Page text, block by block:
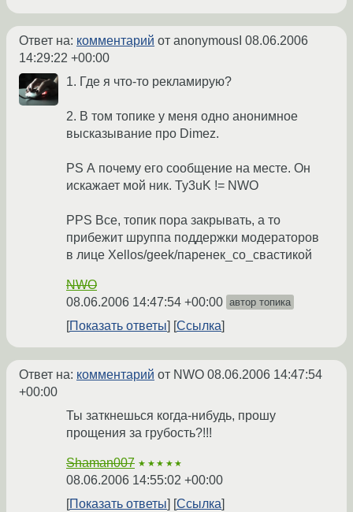
Ответ на: комментарий от anonymousI 08.06.2006
14:29:22 +00:00
1. Где я что-то рекламирую?
2. В том топике у меня одно анонимное
высказывание про Dimez.
PS А почему его сообщение на месте. Он
искажает мой ник. Ty3uK != NWO
PPS Все, топик пора закрывать, а то
прибежит шруппа поддержки модераторов
в лице Xellos/geek/паренек_со_свастикой
NWO
08.06.2006 14:47:54 +00:00 автор топика
Показать ответы Ссылка
Ответ на: комментарий от NWO 08.06.2006 14:47:54
+00:00
Ты заткнешься когда-нибудь, прошу
прощения за грубость?!!!
Shaman007 ★★★★★
08.06.2006 14:55:02 +00:00
Показать ответы
Ссылка